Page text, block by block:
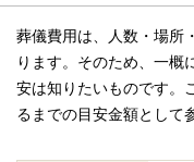
葬儀費用は、人数・場所
ります。そのため、一概
安は知りたいものです。
るまでの目安金額として